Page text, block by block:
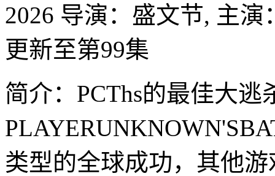
2026 导演： 盛文节, 主演
更新至第99集
简介：PCThs的最佳大逃
类型的全球成功，其他